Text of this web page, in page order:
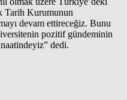
Tarih Kurumunun
devam ettireceğiz. Bunu
pozitif gündeminin
dedi.